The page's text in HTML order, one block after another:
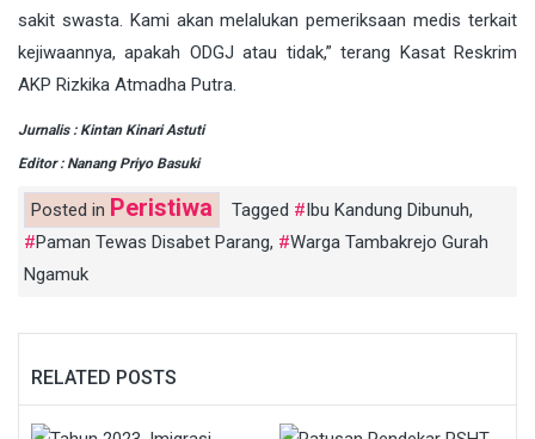
sakit swasta. Kami akan melalukan pemeriksaan medis terkait
kejiwaannya, apakah ODGJ atau tidak,” terang Kasat Reskrim
AKP Rizkika Atmadha Putra.
Jurnalis : Kintan Kinari Astuti
Editor : Nanang Priyo Basuki
Posted in Peristiwa Tagged Ibu Kandung Dibunuh,
Paman Tewas Disabet Parang,
Warga Tambakrejo Gurah
Ngamuk
RELATED POSTS